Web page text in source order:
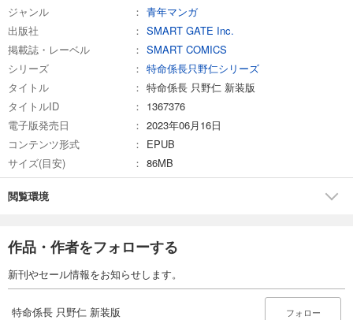
ジャンル
青年マンガ
出版社
SMART GATE Inc.
掲載誌・レーベル
SMART COMICS
シリーズ
特命係長只野仁シリーズ
タイトル
特命係長 只野仁 新装版
タイトルID
1367376
電子版発売日
2023年06月16日
コンテンツ形式
EPUB
サイズ(目安)
86MB
閲覧環境
作品・作者をフォローする
新刊やセール情報をお知らせします。
特命係長 只野仁 新装版 フォロー